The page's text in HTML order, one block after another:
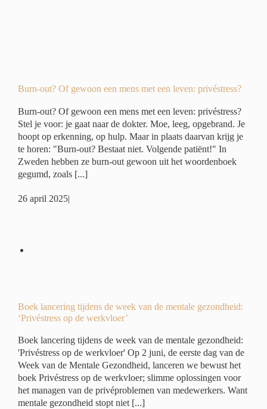
Burn-out? Of gewoon een mens met een leven: privéstress?
Burn-out? Of gewoon een mens met een leven: privéstress?
Stel je voor: je gaat naar de dokter. Moe, leeg, opgebrand. Je
hoopt op erkenning, op hulp. Maar in plaats daarvan krijg je
te horen: "Burn-out? Bestaat niet. Volgende patiënt!" In
Zweden hebben ze burn-out gewoon uit het woordenboek
gegumd, zoals [...]
26 april 2025|
Boek lancering tijdens de week van de mentale gezondheid:
‘Privéstress op de werkvloer’
Boek lancering tijdens de week van de mentale gezondheid:
'Privéstress op de werkvloer' Op 2 juni, de eerste dag van de
Week van de Mentale Gezondheid, lanceren we bewust het
boek Privéstress op de werkvloer; slimme oplossingen voor
het managen van de privéproblemen van medewerkers. Want
mentale gezondheid stopt niet [...]